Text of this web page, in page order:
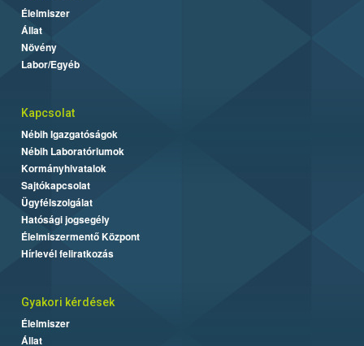
Élelmiszer
Állat
Növény
Labor/Egyéb
Kapcsolat
Nébih Igazgatóságok
Nébih Laboratóriumok
Kormányhivatalok
Sajtókapcsolat
Ügyfélszolgálat
Hatósági jogsegély
Élelmiszermentő Központ
Hírlevél feliratkozás
Gyakori kérdések
Élelmiszer
Állat